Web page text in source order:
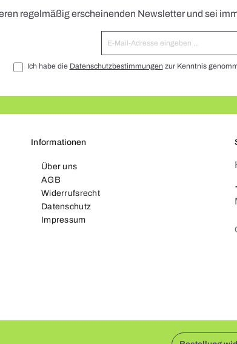
regelmäßig erscheinenden Newsletter und sei
Ich habe die Datenschutzbestimmungen zur Kenntnis
Informationen
Über uns
AGB
Widerrufsrecht
Datenschutz
Impressum